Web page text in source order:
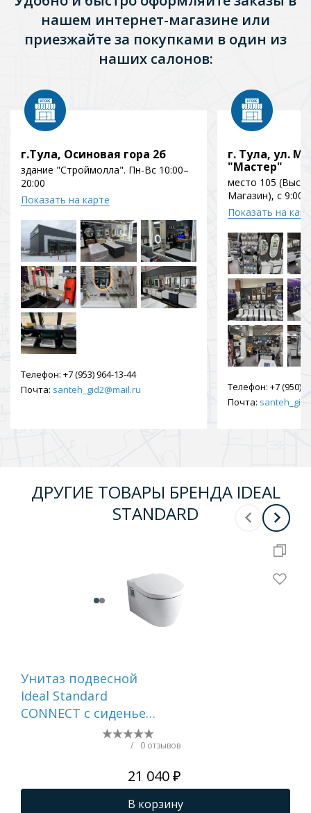
нашем интернет-магазине или
приезжайте за покупками в один из
наших салонов:
г.Тула, Осиновая гора 2б
здание "Строймолла". Пн-Вс 10:00–
20:00
Показать на карте
Телефон: +7 (953) 964-13-44
Почта: santeh_gid2@mail.ru
г. Тула, ул.
"Мастер"
место 105
Магазин), с 9:00
Показать на
Телефон: +7 (950)
Почта:
ДРУГИЕ ТОВАРЫ БРЕНДА IDEAL
STANDARD
Унитаз подвесной
Ideal Standard
CONNECT с сиденьем
микролифт ()
/ 0 отзывов
21 040 ₽
В корзину